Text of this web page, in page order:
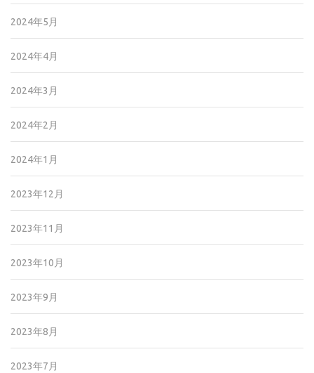
2024年5月
2024年4月
2024年3月
2024年2月
2024年1月
2023年12月
2023年11月
2023年10月
2023年9月
2023年8月
2023年7月